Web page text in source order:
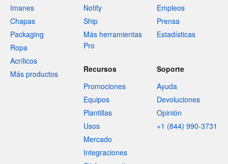
Imanes
Chapas
Packaging
Ropa
Acrílicos
Más productos
Notify
Ship
Más herramientas
Pro
Empleos
Prensa
Estadísticas
Recursos
Promociones
Equipos
Plantillas
Usos
Mercado
Integraciones
Soporte
Ayuda
Devoluciones
Opinión
+1 (844) 990-3731